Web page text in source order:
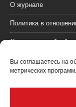
Вы соглашаетесь на
метрических программ.
О журнале
Политика в
Согласие на
Пользовательское